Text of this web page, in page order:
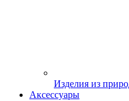
Изделия из
Аксессуары